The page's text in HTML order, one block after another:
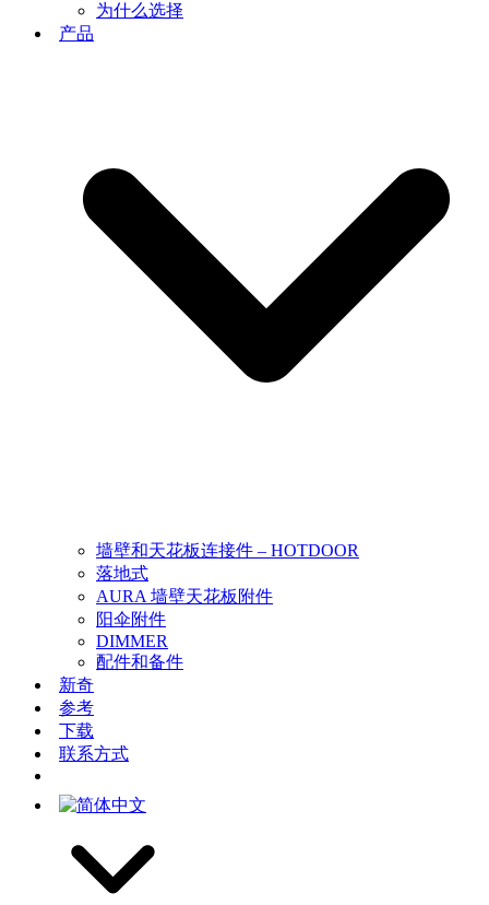
为什么选择
产品
墙壁和天花板连接件 – HOTDOOR
落地式
AURA 墙壁天花板附件
阳伞附件
DIMMER
配件和备件
新奇
参考
下载
联系方式